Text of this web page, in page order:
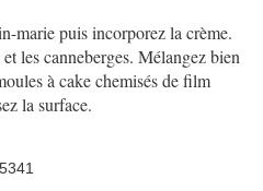
marie puis incorporez la crème.
les canneberges. Mélangez bien
à cake chemisés de film
la surface.